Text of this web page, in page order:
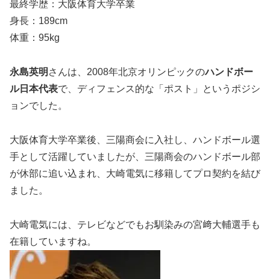
最終学歴：大阪体育大学卒業
身長：189cm
体重：95kg
永島英明 さんは、2008年北京オリンピックのハンドボー
ル日本代表で、ディフェンス的な「ポスト」というポジシ
ョンでした。
大阪体育大学卒業後、三陽商会に入社し、ハンドボール選
手として活躍していましたが、三陽商会のハンドボール部
が休部に追い込まれ、大崎電気に移籍してプロ契約を結び
ました。
大崎電気には、テレビなどでもお馴染みの宮﨑大輔選手も
在籍していますね。